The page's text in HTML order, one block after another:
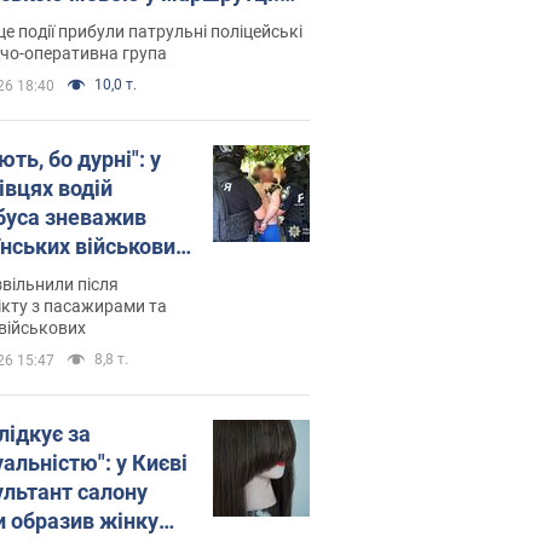
склала адмінпротокол.
події прибули патрульні поліцейські
оперативна група
18:40 10,0 т.
бо дурні": у
водій
зневажив
військових
Відео
після
з пасажирами та
15:47 8,8 т.
за
у Києві
салону
образив жінку